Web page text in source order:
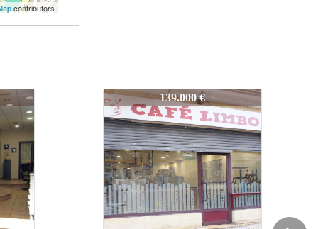
contributors
731-26 65.000 €